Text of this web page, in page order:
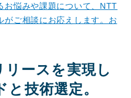
お悩みや課題について、NTT
がご相談にお応えします。お
ースを実現し
技術選定。